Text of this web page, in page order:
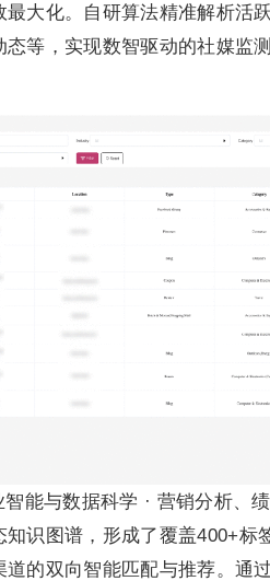
最大化。自研算法精准解析活
等，实现数智驱动的社媒监
能与数据科学 · 营销分析、
知识图谱，形成了覆盖400+标
的双向智能匹配与推荐。通